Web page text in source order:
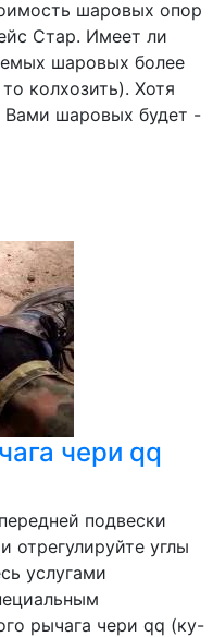
шаровых опор
Стар. Имеет ли
шаровых более
колхозить). Хотя
Вами шаровых будет -
чери qq
подвески
отрегулируйте углы
услугами
рычага чери qq (ку-